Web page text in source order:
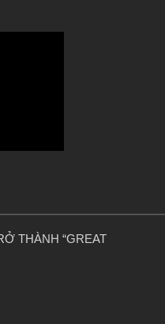
THÀNH “GREAT